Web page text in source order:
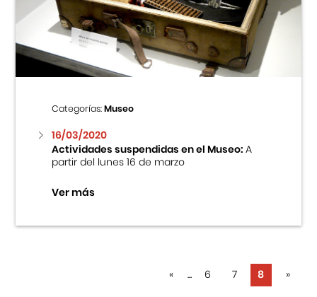
Categorías:Museo
16/03/2020
Actividades suspendidas en el Museo:A
partir del lunes 16 de marzo
Ver más
« ... 6 7 8 »